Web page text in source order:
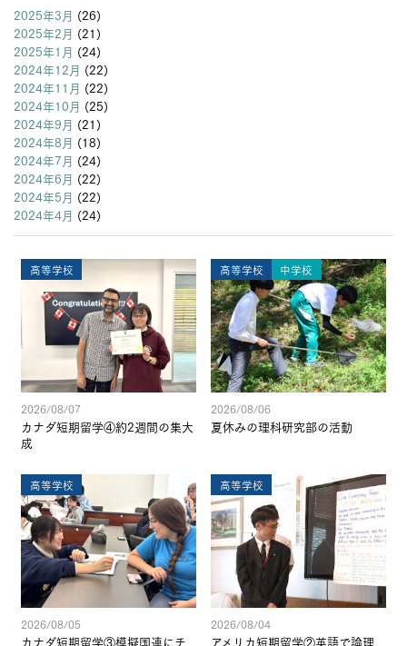
2025年3月 (26)
2025年2月 (21)
2025年1月 (24)
2024年12月 (22)
2024年11月 (22)
2024年10月 (25)
2024年9月 (21)
2024年8月 (18)
2024年7月 (24)
2024年6月 (22)
2024年5月 (22)
2024年4月 (24)
高等学校
2026/08/07
カナダ短期留学④約2週間の集大
成
高等学校 中学校
2026/08/06
夏休みの理科研究部の活動
高等学校
2026/08/05
カナダ短期留学③模擬国連にチ
高等学校
2026/08/04
アメリカ短期留学②英語で論理